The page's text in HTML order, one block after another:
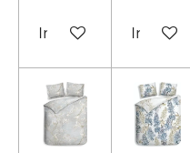
In winkelwagen
In